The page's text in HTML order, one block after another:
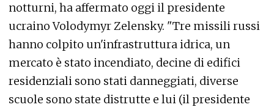
notturni, ha affermato oggi il presidente
ucraino Volodymyr Zelensky. "Tre missili russi
hanno colpito un'infrastruttura idrica, un
mercato è stato incendiato, decine di edifici
residenziali sono stati danneggiati, diverse
scuole sono state distrutte e lui (il presidente